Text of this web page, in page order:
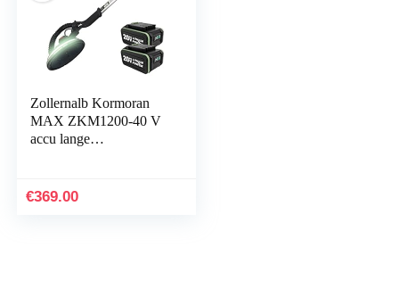
Zollernalb Kormoran
MAX ZKM1200-40 V
accu lange
ne wandschuurmachine
€369.00